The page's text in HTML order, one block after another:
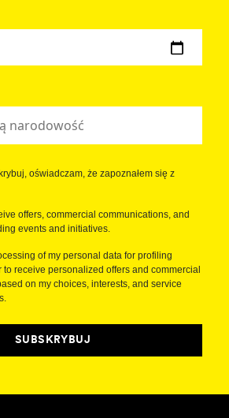
oświadczam, że zapoznałem się z
offers, commercial communications, and
events and initiatives.
of my personal data for profiling
to receive personalized offers and commercial
on my choices, interests, and service
SUBSKRYBUJ